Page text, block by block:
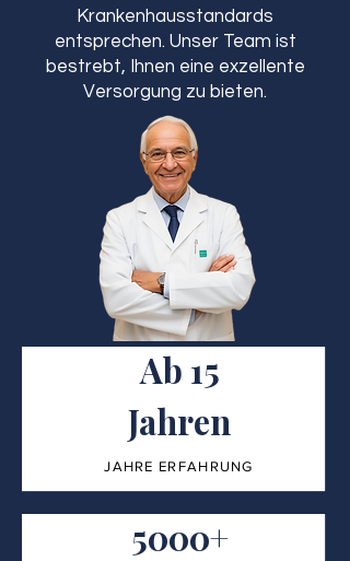
Krankenhausstandards
entsprechen. Unser Team ist
bestrebt, Ihnen eine exzellente
Versorgung zu bieten.
Ab 15
Jahren
JAHRE ERFAHRUNG
5000+